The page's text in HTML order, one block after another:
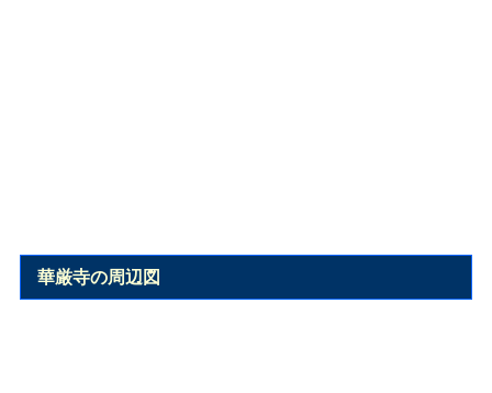
華厳寺の周辺図